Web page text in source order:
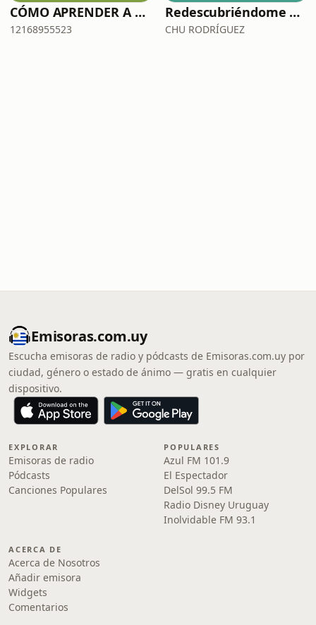
CÓMO APRENDER A DECIR NO (SIN MORIR EN EL INTENTO)
12168955523
Redescubriéndome con Chu Rodríguez
CHU RODRÍGUEZ
Emisoras.com.uy
Escucha emisoras de radio y pódcasts de Emisoras.com.uy por
ciudad, género o estado de ánimo — gratis en cualquier
dispositivo.
EXPLORAR
Emisoras de radio
Pódcasts
Canciones Populares
POPULARES
Azul FM 101.9
El Espectador
DelSol 99.5 FM
Radio Disney Uruguay
Inolvidable FM 93.1
ACERCA DE
Acerca de Nosotros
Añadir emisora
Widgets
Comentarios